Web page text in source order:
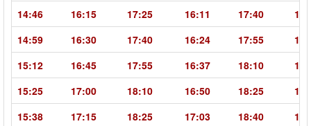
14:46 16:15 17:25 16:11 17:40
14:59
16:30 17:40 16:24 17:55
15:12
16:45 17:55 16:37 18:10
15:25
17:00 18:10 16:50 18:25
15:38
17:15 18:25 17:03 18:40